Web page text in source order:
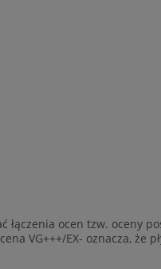
łączenia ocen tzw. oceny
VG+++/EX- oznacza, że